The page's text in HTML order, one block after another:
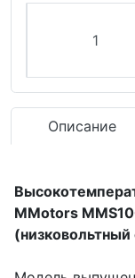
Описание
MMotors